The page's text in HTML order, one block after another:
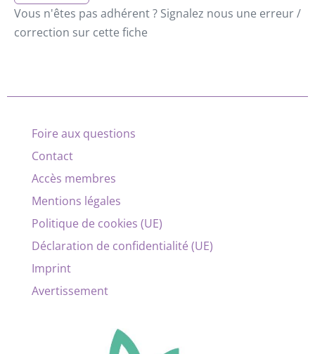
Vous n'êtes pas adhérent ? Signalez nous une erreur /
correction sur cette fiche
Foire aux questions
Contact
Accès membres
Mentions légales
Politique de cookies (UE)
Déclaration de confidentialité (UE)
Imprint
Avertissement